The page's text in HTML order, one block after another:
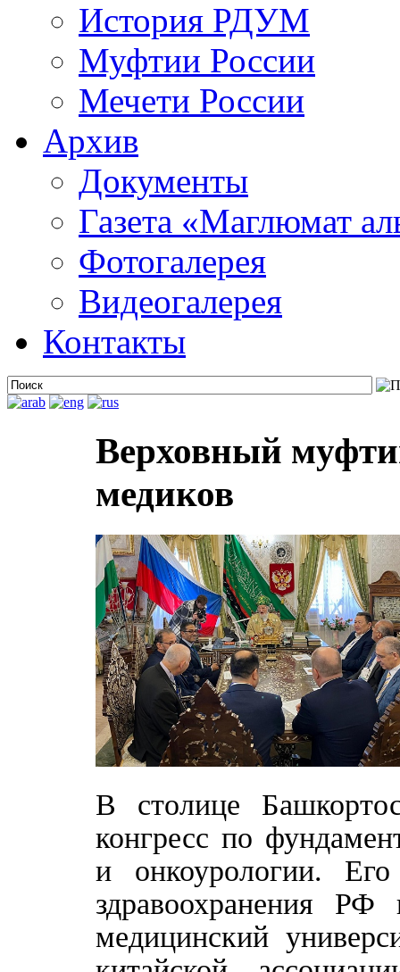
История РДУМ
Муфтии России
Мечети России
Архив
Документы
Газета «Маглюмат
Фотогалерея
Видеогалерея
Контакты
Верховный
медиков
В столице
конгресс по
и онкоурологии.
здравоохранения РФ
медицинский